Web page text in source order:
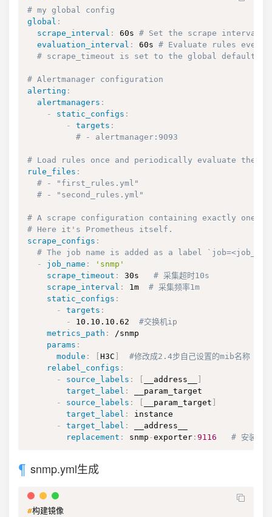
# my global config
global :
scrape_interval : 60s # Set the scrape interval
evaluation_interval : 60s # Evaluate rules every
# scrape_timeout is set to the global default
# Alertmanager configuration
alerting :
alertmanagers :
-
static_configs :
-
targets :
# - alertmanager:9093
# Load rules once and periodically evaluate
rule_files :
# - "first_rules.yml"
# - "second_rules.yml"
# A scrape configuration containing exactly one
# Here it's Prometheus itself.
scrape_configs :
# The job name is added as a label
-
job_name :
'snmp'
scrape_timeout : 30s # 采集超时10s
scrape_interval : 1m # 采集频率1m
static_configs :
-
targets :
-
10.10.10.62 #交换机ip
metrics_path :
/snmp
params :
module : H3C
#修改成2.4步自己设置的mib名称
relabel_configs :
-
source_labels : __address__
target_label :
__param_target
-
source_labels : __param_target
target_label :
instance
-
target_label :
__address__
replacement : snmp -exporter : 9116 # 安装
snmp.yml生成
#构建镜像